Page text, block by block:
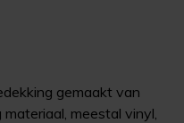
gemaakt van
meestal vinyl,